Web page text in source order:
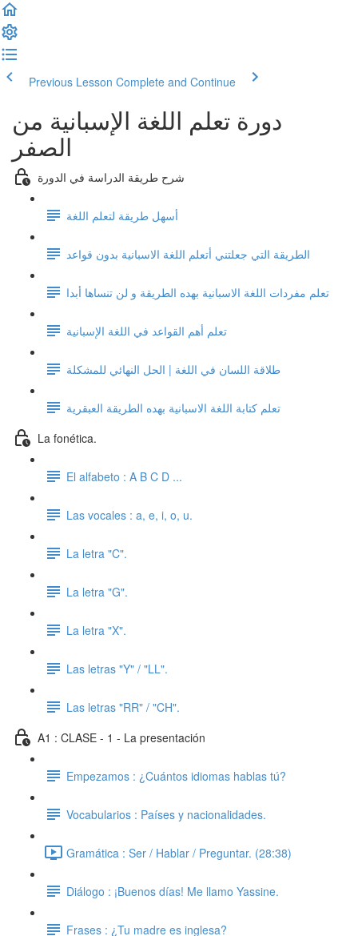
Previous Lesson Complete and Continue
دورة تعلم اللغة الإسبانية من
الصفر
شرح طريقة الدراسة في الدورة
أسهل طريقة لتعلم اللغة
الطريقة التي جعلتني أتعلم اللغة الاسبانية بدون قواعد
تعلم مفردات اللغة الاسبانية بهده الطريقة و لن تنساها أبدا
تعلم أهم القواعد في اللغة الإسبانية
طلاقة اللسان في اللغة | الحل النهائي للمشكلة
تعلم كتابة اللغة الاسبانية بهده الطريقة العبقرية
La fonética.
El alfabeto : A B C D ...
Las vocales : a, e, i, o, u.
La letra "C".
La letra "G".
La letra "X".
Las letras "Y" / "LL".
Las letras "RR" / "CH".
A1 : CLASE - 1 - La presentación
Empezamos : ¿Cuántos idiomas hablas tú?
Vocabularios : Países y nacionalidades.
Gramática : Ser / Hablar / Preguntar. (28:38)
Diálogo : ¡Buenos días! Me llamo Yassine.
Frases : ¿Tu madre es inglesa?